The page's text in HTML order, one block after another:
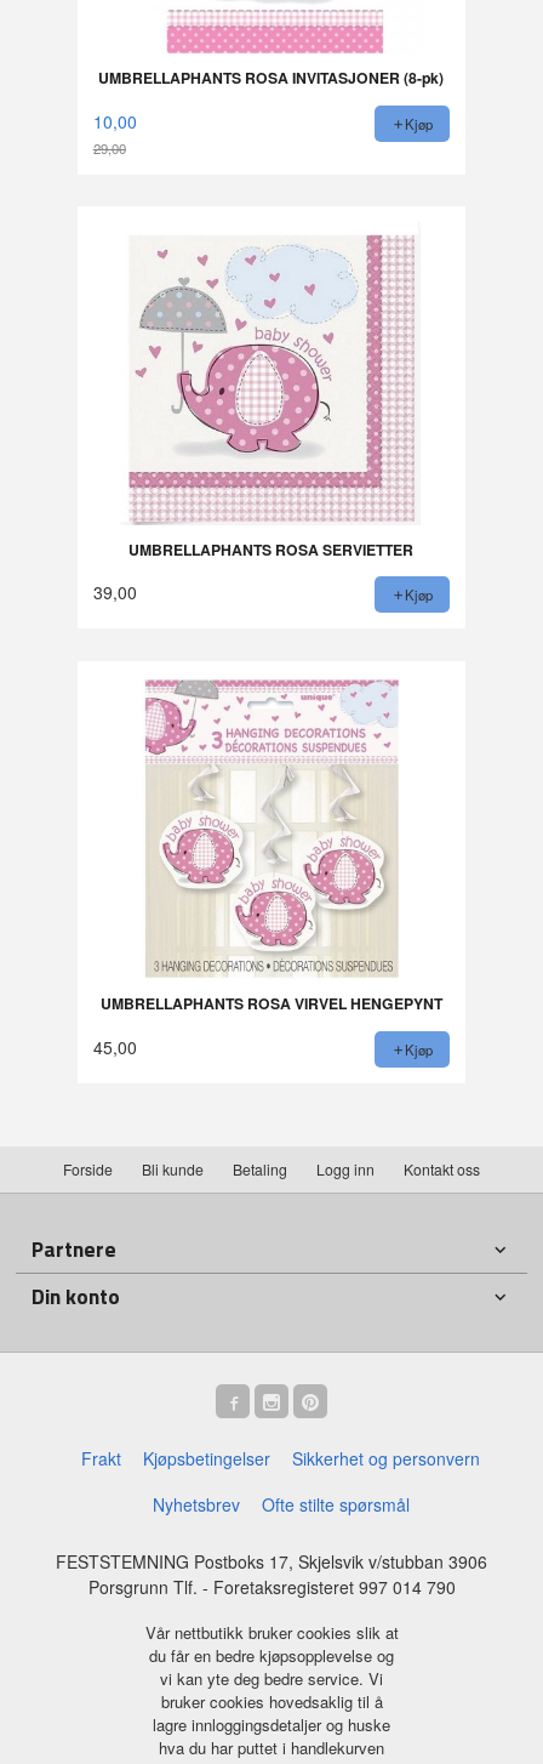
UMBRELLAPHANTS ROSA INVITASJONER (8-pk)
10,00
29,00
Kjøp
UMBRELLAPHANTS ROSA SERVIETTER
39,00 Kjøp
UMBRELLAPHANTS ROSA VIRVEL HENGEPYNT
45,00 Kjøp
Forside Bli kunde Betaling Logg inn Kontakt oss
Partnere
Din konto
Frakt Kjøpsbetingelser
Sikkerhet og personvern
Nyhetsbrev
Ofte stilte spørsmål
FESTSTEMNING Postboks 17, Skjelsvik v/stubban 3906
Porsgrunn Tlf. - Foretaksregisteret 997 014 790
Vår nettbutikk bruker cookies slik at
du får en bedre kjøpsopplevelse og
vi kan yte deg bedre service. Vi
bruker cookies hovedsaklig til å
lagre innloggingsdetaljer og huske
hva du har puttet i handlekurven